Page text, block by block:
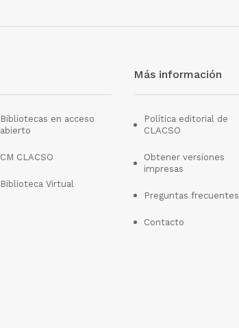
Bibliotecas en acceso
abierto
CM CLACSO
Biblioteca Virtual
Más información
Política editorial de
CLACSO
Obtener versiones
impresas
Preguntas frecuentes
Contacto